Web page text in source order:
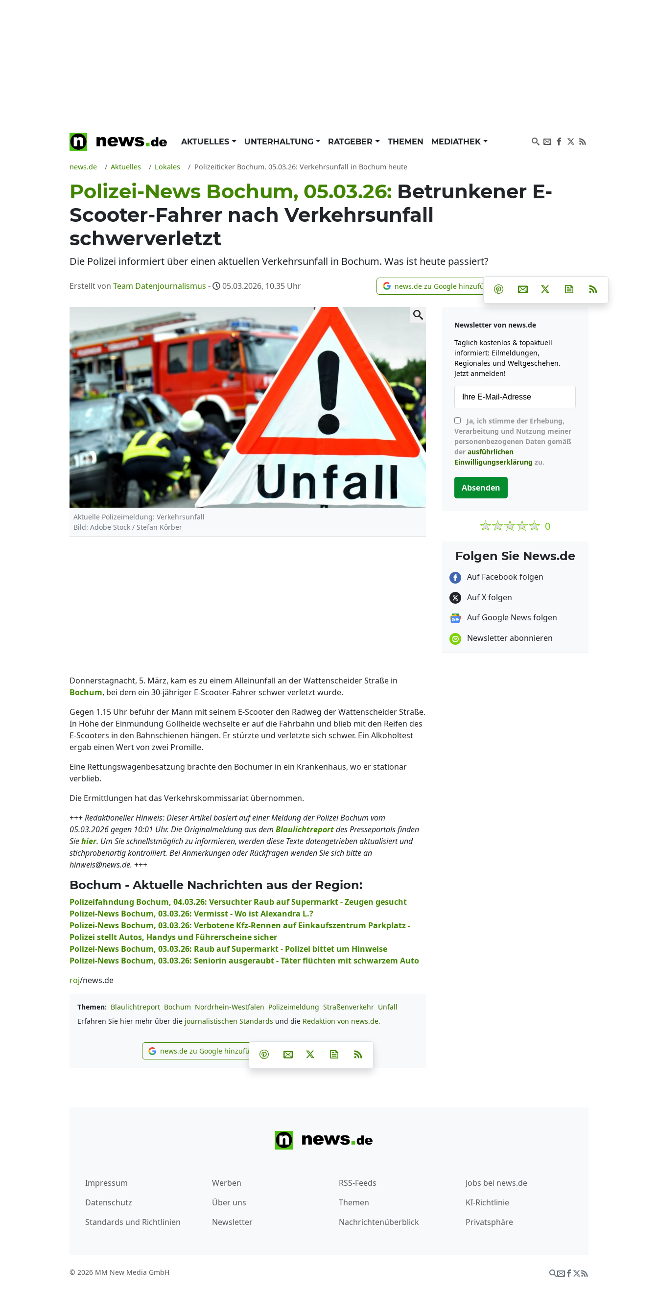
AKTUELLES UNTERHALTUNG RATGEBER THEMEN MEDIATHEK
news.de Aktuelles Lokales Polizeiticker Bochum, 05.03.26: Verkehrsunfall in Bochum heute
Polizei-News Bochum, 05.03.26: Betrunkener E-
Scooter-Fahrer nach Verkehrsunfall
schwerverletzt
Die Polizei informiert über einen aktuellen Verkehrsunfall in Bochum. Was ist heute passiert?
Erstellt von Team Datenjournalismus - 05.03.2026, 10.35 Uhr news.de zu Google hinzufügen
news.de zu Google hinzufügen Teilen auf Facebook
Teilen auf Whatsapp
Teilen auf Telegram
Teilen auf Pinterest
Per E-Mail teilen
Post auf XNewsletter
Aktuelle Polizeimeldung: Verkehrsunfall
Bild: Adobe Stock / Stefan Körber
Donnerstagnacht, 5. März, kam es zu einem Alleinunfall an der Wattenscheider Straße in
Bochum, bei dem ein 30-jähriger E-Scooter-Fahrer schwer verletzt wurde.
Gegen 1.15 Uhr befuhr der Mann mit seinem E-Scooter den Radweg der Wattenscheider Straße.
In Höhe der Einmündung Gollheide wechselte er auf die Fahrbahn und blieb mit den Reifen des
E-Scooters in den Bahnschienen hängen. Er stürzte und verletzte sich schwer. Ein Alkoholtest
ergab einen Wert von zwei Promille.
Eine Rettungswagenbesatzung brachte den Bochumer in ein Krankenhaus, wo er stationär
verblieb.
Die Ermittlungen hat das Verkehrskommissariat übernommen.
+++Redaktioneller Hinweis: Dieser Artikel basiert auf einer Meldung der Polizei Bochum vom
05.03.2026 gegen 10:01 Uhr. Die Originalmeldung aus dem Blaulichtreportdes Presseportals finden
Siehier. Um Sie schnellstmöglich zu informieren, werden diese Texte datengetrieben aktualisiert und
stichprobenartig kontrolliert. Bei Anmerkungen oder Rückfragen wenden Sie sich bitte an
hinweis@news.de. +++
Bochum - Aktuelle Nachrichten aus der Region:
Polizeifahndung Bochum, 04.03.26: Versuchter Raub auf Supermarkt - Zeugen gesucht
Polizei-News Bochum, 03.03.26: Vermisst - Wo ist Alexandra L.?
Polizei-News Bochum, 03.03.26: Verbotene Kfz-Rennen auf Einkaufszentrum Parkplatz -
Polizei stellt Autos, Handys und Führerscheine sicher
Polizei-News Bochum, 03.03.26: Raub auf Supermarkt - Polizei bittet um Hinweise
Polizei-News Bochum, 03.03.26: Seniorin ausgeraubt - Täter flüchten mit schwarzem Auto
roj/news.de
Themen: Blaulichtreport Bochum Nordrhein-Westfalen Polizeimeldung Straßenverkehr Unfall
Erfahren Sie hier mehr über die journalistischen Standards und die Redaktion von news.de.
news.de zu Google hinzufügen
news.de zu Google hinzufügen Teilen auf Facebook
Teilen auf Whatsapp
Teilen auf Telegram
Teilen auf Pinterest
Per E-Mail teilen
Post auf XNewsletter abonnieren
Newsletter von news.de
Täglich kostenlos & topaktuell
informiert: Eilmeldungen,
Regionales und Weltgeschehen.
Jetzt anmelden!
Verarbeitung und Nutzung meiner
personenbezogenen Daten gemäß
der ausführlichen
Einwilligungserklärung zu.
Absenden
0
Folgen Sie News.de
Auf Facebook folgen
Auf X folgen
Auf Google News folgen
Newsletter abonnieren
Impressum
Datenschutz
Standards und Richtlinien
Werben
Über uns
Newsletter
RSS-Feeds
Themen
Nachrichtenüberblick
Jobs bei news.de
KI-Richtlinie
Privatsphäre
© 2026 MM New Media GmbH